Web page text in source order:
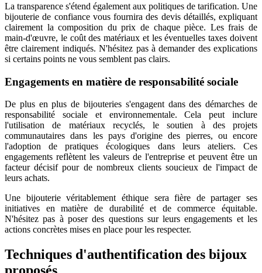
La transparence s'étend également aux politiques de tarification. Une
bijouterie de confiance vous fournira des devis détaillés, expliquant
clairement la composition du prix de chaque pièce. Les frais de
main-d'œuvre, le coût des matériaux et les éventuelles taxes doivent
être clairement indiqués. N'hésitez pas à demander des explications
si certains points ne vous semblent pas clairs.
Engagements en matière de responsabilité sociale
De plus en plus de bijouteries s'engagent dans des démarches de
responsabilité sociale et environnementale. Cela peut inclure
l'utilisation de matériaux recyclés, le soutien à des projets
communautaires dans les pays d'origine des pierres, ou encore
l'adoption de pratiques écologiques dans leurs ateliers. Ces
engagements reflètent les valeurs de l'entreprise et peuvent être un
facteur décisif pour de nombreux clients soucieux de l'impact de
leurs achats.
Une bijouterie véritablement éthique sera fière de partager ses
initiatives en matière de durabilité et de commerce équitable.
N'hésitez pas à poser des questions sur leurs engagements et les
actions concrètes mises en place pour les respecter.
Techniques d'authentification des bijoux